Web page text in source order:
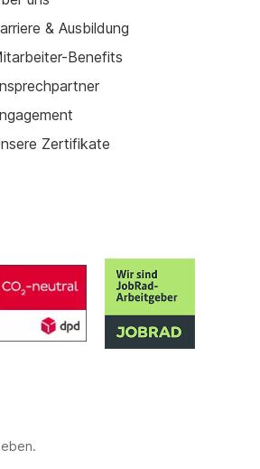
& Ausbildung
Benefits
Zertifikate